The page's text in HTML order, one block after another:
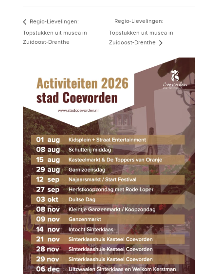
Regio-Lievelingen:
Topstukken uit musea in
Zuidoost-Drenthe
Regio-Lievelingen:
Topstukken uit musea in
Zuidoost-Drenthe